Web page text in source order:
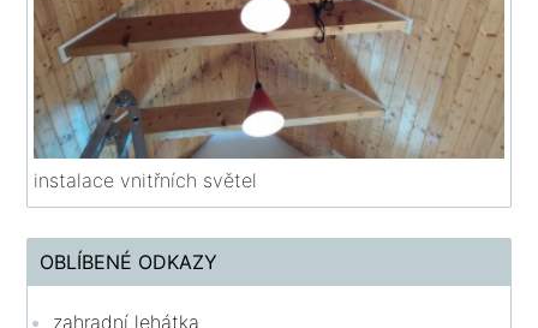
instalace vnitřních světel
OBLÍBENÉ ODKAZY
zahradní lehátka